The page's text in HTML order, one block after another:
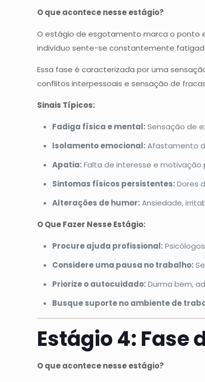
O que acontece nesse estágio?
O estágio de esgotamento marca o ponto
indivíduo sente-se constantemente
Essa fase é caracterizada por uma
conflitos interpessoais e sensação de
Sinais Típicos:
Fadiga física e mental:Sensação de
Isolamento emocional:Afastamento
Apatia:Falta de interesse e motivação
Sintomas físicos persistentes:Dores
Alterações de humor:Ansiedade,
O Que Fazer Nesse Estágio:
Procure ajuda profissional:
Considere uma pausa no trabalho:
Priorize o autocuidado:Durma bem,
Busque suporte no ambiente de
Estágio 4: Fase
O que acontece nesse estágio?